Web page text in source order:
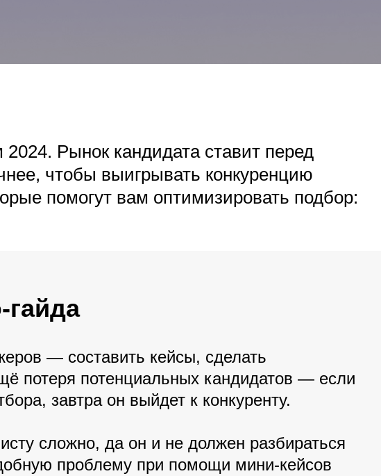
Рынок кандидата ставит перед
чтобы выигрывать конкуренцию
помогут вам оптимизировать подбор:
— составить кейсы, сделать
потеря потенциальных кандидатов — если
завтра он выйдет к конкуренту.
сложно, да он и не должен разбираться
проблему при помощи мини-кейсов